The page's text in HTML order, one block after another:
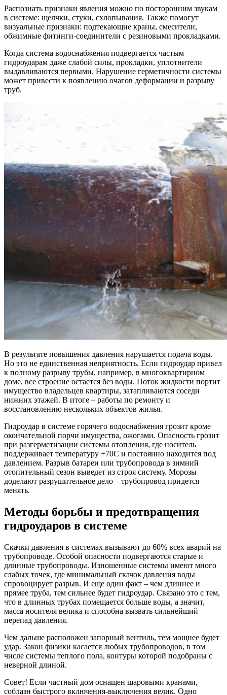
Распознать признаки явления можно по посторонним звукам
в системе: щелчки, стуки, схлопывания. Также помогут
визуальные признаки: подтекающие краны, смесители,
обжимные фитинги-соединители с резиновыми прокладками.
Когда система водоснабжения подвергается частым
гидроударам даже слабой силы, прокладки, уплотнители
выдавливаются первыми. Нарушение герметичности системы
может привести к появлению очагов деформации и разрыву
труб.
В результате повышения давления нарушается подача воды.
Но это не единственная неприятность. Если гидроудар привел
к полному разрыву трубы, например, в многоквартирном
доме, все строение остается без воды. Поток жидкости портит
имущество владельцев квартиры, затапливаются соседи
нижних этажей. В итоге – работы по ремонту и
восстановлению нескольких объектов жилья.
Гидроудар в системе горячего водоснабжения грозит кроме
окончательной порчи имущества, ожогами. Опасность грозит
при разгерметизации системы отопления, где носитель
поддерживает температуру +70С и постоянно находится под
давлением. Разрыв батареи или трубопровода в зимний
отопительный сезон выведет из строя систему. Морозы
доделают разрушительное дело – трубопровод придется
менять.
Методы борьбы и предотвращения
гидроударов в системе
Скачки давления в системах вызывают до 60% всех аварий на
трубопроводе. Особой опасности подвергаются старые и
длинные трубопроводы. Изношенные системы имеют много
слабых точек, где минимальный скачок давления воды
спровоцирует разрыв. И еще один факт – чем длиннее и
прямее труба, тем сильнее будет гидроудар. Связано это с тем,
что в длинных трубах помещается больше воды, а значит,
масса носителя велика и способна вызвать сильнейший
перепад давления.
Чем дальше расположен запорный вентиль, тем мощнее будет
удар. Закон физики касается любых трубопроводов, в том
числе системы теплого пола, контуры которой подобраны с
неверной длиной.
Совет! Если частный дом оснащен шаровыми кранами,
соблазн быстрого включения-выключения велик. Одно